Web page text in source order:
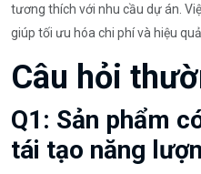
tương thích với nhu cầu dự án.
giúp tối ưu hóa chi phí và hiệu
Câu hỏi
Q1: Sản phẩm
tái tạo năng